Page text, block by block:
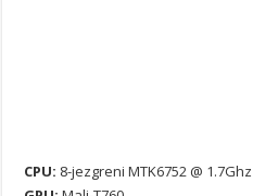
CPU: 8-jezgreni MTK6752 @ 1.7Ghz